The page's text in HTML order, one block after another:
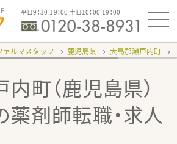
平日9：30-19：00 土日10：00-19：00
ァルマスタッフ 鹿児島県 大島郡瀬戸内町
町（鹿児島県）
薬剤師転職・求人